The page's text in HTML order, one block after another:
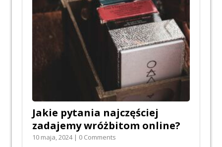
Jakie pytania najczęściej
zadajemy wróżbitom online?
10 maja, 2024 | 0 Comments